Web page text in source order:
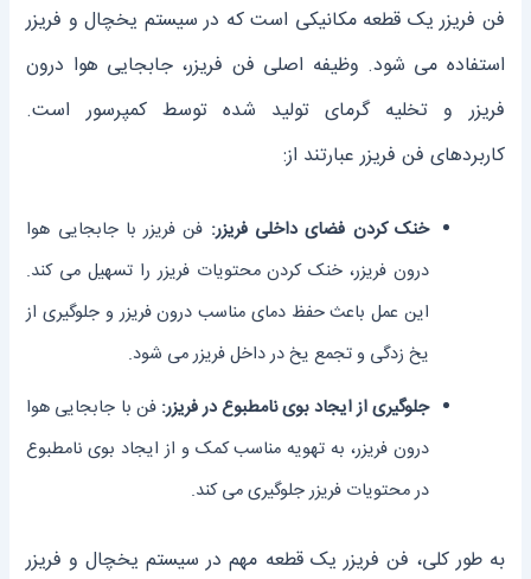
فن فریزر یک قطعه مکانیکی است که در سیستم یخچال و فریزر
استفاده می ‌شود. وظیفه اصلی فن فریزر، جابجایی هوا درون
فریزر و تخلیه گرمای تولید شده توسط کمپرسور است.
کاربردهای فن فریزر عبارتند از:
خنک کردن فضای داخلی فریزر: فن فریزر با جابجایی هوا
درون فریزر، خنک کردن محتویات فریزر را تسهیل می ‌کند.
این عمل باعث حفظ دمای مناسب درون فریزر و جلوگیری از
یخ زدگی و تجمع یخ در داخل فریزر می ‌شود.
جلوگیری از ایجاد بوی نامطبوع در فریزر: فن با جابجایی هوا
درون فریزر، به تهویه مناسب کمک و از ایجاد بوی نامطبوع
در محتویات فریزر جلوگیری می ‌کند.
به طور کلی، فن فریزر یک قطعه مهم در سیستم یخچال و فریزر